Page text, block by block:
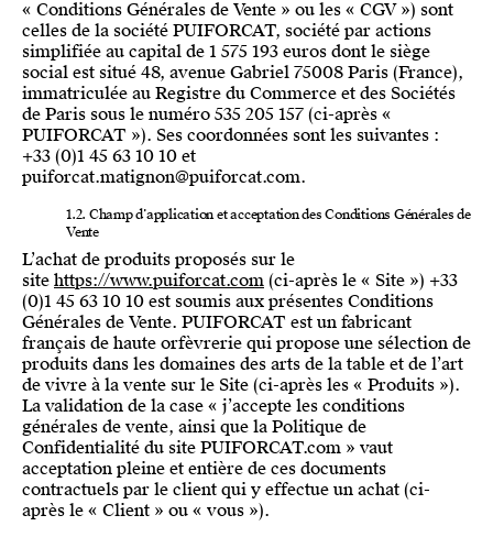
« Conditions Générales de Vente » ou les « CGV ») sont
celles de la société PUIFORCAT, société par actions
simplifiée au capital de 1 575 193 euros dont le siège
social est situé 48, avenue Gabriel 75008 Paris (France),
immatriculée au Registre du Commerce et des Sociétés
de Paris sous le numéro 535 205 157 (ci-après «
PUIFORCAT »). Ses coordonnées sont les suivantes :
+33 (0)1 45 63 10 10 et
puiforcat.matignon@puiforcat.com.
1.2. Champ d’application et acceptation des Conditions Générales de
Vente
L’achat de produits proposés sur le
site https://www.puiforcat.com (ci-après le « Site ») +33
(0)1 45 63 10 10 est soumis aux présentes Conditions
Générales de Vente. PUIFORCAT est un fabricant
français de haute orfèvrerie qui propose une sélection de
produits dans les domaines des arts de la table et de l’art
de vivre à la vente sur le Site (ci-après les « Produits »).
La validation de la case « j’accepte les conditions
générales de vente, ainsi que la Politique de
Confidentialité du site PUIFORCAT.com » vaut
acceptation pleine et entière de ces documents
contractuels par le client qui y effectue un achat (ci-
après le « Client » ou « vous »).